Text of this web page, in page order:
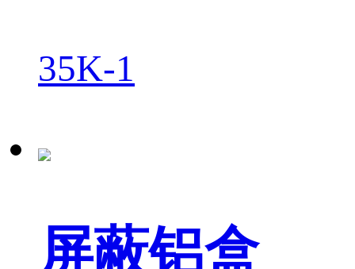
35K-1
屏蔽铝盒